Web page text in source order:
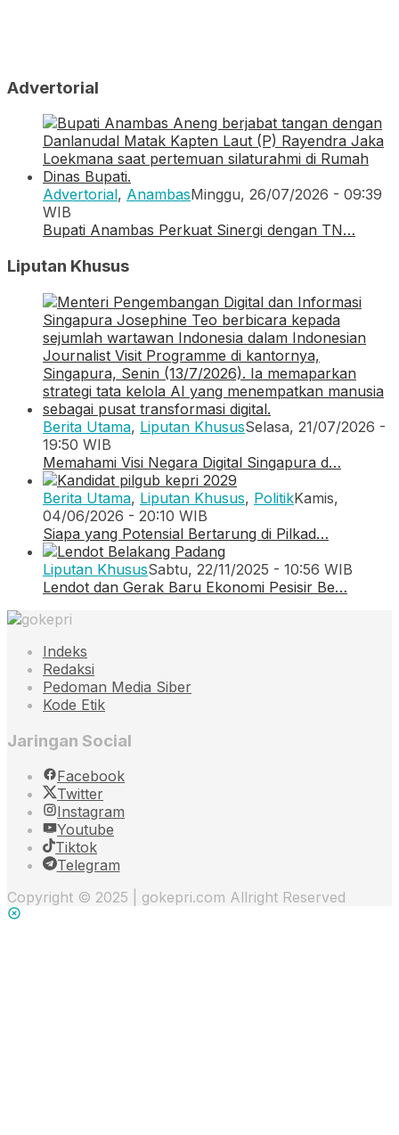
Advertorial
Advertorial, AnambasMinggu, 26/07/2026 - 09:39
WIB
Bupati Anambas Perkuat Sinergi dengan TN…
Liputan Khusus
Berita Utama, Liputan KhususSelasa, 21/07/2026 -
19:50 WIB
Memahami Visi Negara Digital Singapura d…
Berita Utama, Liputan Khusus, PolitikKamis,
04/06/2026 - 20:10 WIB
Siapa yang Potensial Bertarung di Pilkad…
Liputan KhususSabtu, 22/11/2025 - 10:56 WIB
Lendot dan Gerak Baru Ekonomi Pesisir Be…
Indeks
Redaksi
Pedoman Media Siber
Kode Etik
Jaringan Social
Facebook
Twitter
Instagram
Youtube
Tiktok
Telegram
Copyright © 2025 | gokepri.com Allright Reserved